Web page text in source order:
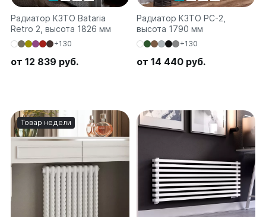
Радиатор КЗТО Bataria
Retro 2, высота 1826 мм
+130
от 12 839 руб.
Радиатор КЗТО РС-2,
высота 1790 мм
+130
от 14 440 руб.
Товар недели